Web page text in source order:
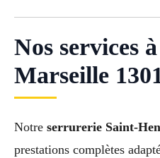
Nos services
Marseille
Notre serrurerie Saint-
prestations complètes